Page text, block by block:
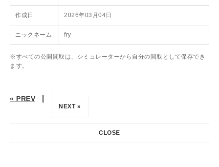
作成日 2026年03月04日
ニックネーム fry
※すべての公開間取は、シミュレーターから自分の間取として保存でき
ます。
« PREV
NEXT »
CLOSE